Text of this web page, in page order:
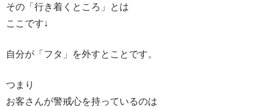
その「行き着くところ」とは
ここです↓
自分が「フタ」を外すとことです。
つまり
お客さんが警戒心を持っているのは